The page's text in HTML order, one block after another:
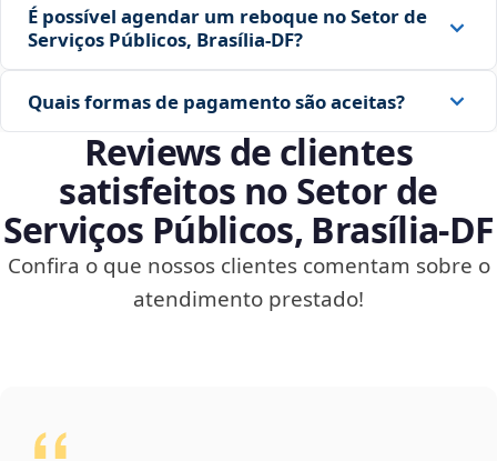
É possível agendar um reboque no Setor de
Serviços Públicos, Brasília‑DF?
Quais formas de pagamento são aceitas?
Reviews de clientes
satisfeitos no Setor de
Serviços Públicos, Brasília‑DF
Confira o que nossos clientes comentam sobre o
atendimento prestado!